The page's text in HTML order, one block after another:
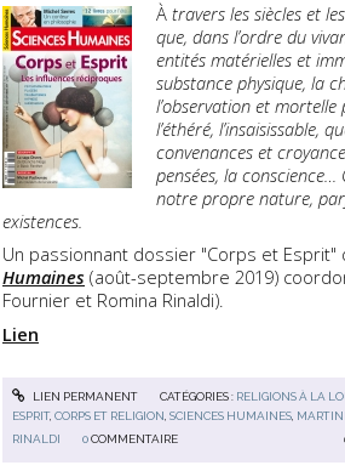
À travers les siècles et
que, dans l’ordre du
entités matérielles et
substance physique, la
l’observation et mortelle
l’éthéré, l’insaisissable,
convenances et
pensées, la
notre propre nature,
existences.
Un passionnant dossier "Corps et Esprit"
Humaines (août-septembre 2019)
Fournier et Romina Rinaldi).
Lien
LIEN PERMANENT CATÉGORIES : RELIGIONS À LA
ESPRIT,CORPS ET RELIGION ,SCIENCES HUMAINES
RINALDI
0 COMMENTAIRE